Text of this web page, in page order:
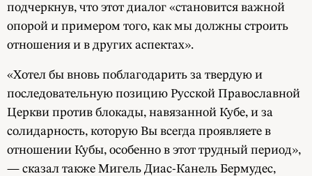
подчеркнув, что этот диалог «становится важной
опорой и примером того, как мы должны строить
отношения и в других аспектах».
«Хотел бы вновь поблагодарить за твердую и
последовательную позицию Русской Православной
Церкви против блокады, навязанной Кубе, и за
солидарность, которую Вы всегда проявляете в
отношении Кубы, особенно в этот трудный период»,
— сказал также Мигель Диас-Канель Бермудес,